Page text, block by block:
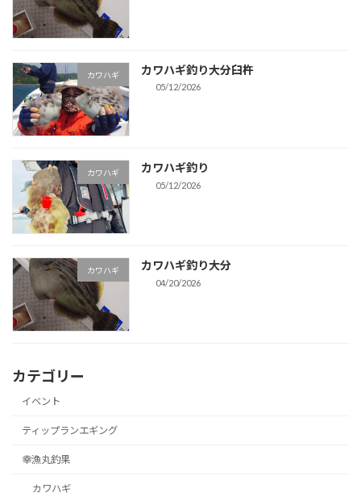
カワハギ カワハギ釣り大分臼杵
05/12/2026
カワハギ カワハギ釣り
05/12/2026
カワハギ カワハギ釣り大分
04/20/2026
カテゴリー
イベント
ティップランエギング
幸漁丸釣果
カワハギ